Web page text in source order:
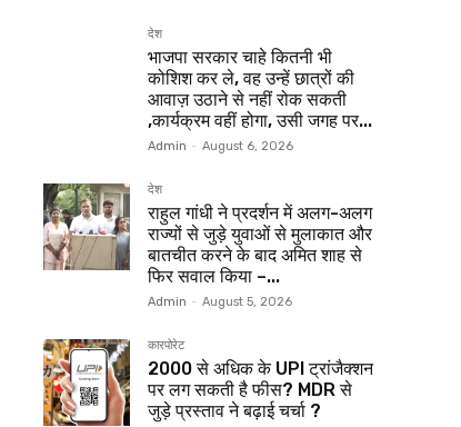
देश
भाजपा सरकार चाहे कितनी भी
कोशिश कर ले, वह उन्हें छात्रों की
आवाज़ उठाने से नहीं रोक सकती
,कार्यक्रम वहीं होगा, उसी जगह पर...
Admin - August 6, 2026
देश
राहुल गांधी ने प्रदर्शन में अलग-अलग
राज्यों से जुड़े युवाओं से मुलाकात और
बातचीत करने के बाद अमित शाह से
फिर सवाल किया –...
Admin - August 5, 2026
कारपोरेट
₹2000 से अधिक के UPI ट्रांजैक्शन
पर लग सकती है फीस? MDR से
जुड़े प्रस्ताव ने बढ़ाई चर्चा ?